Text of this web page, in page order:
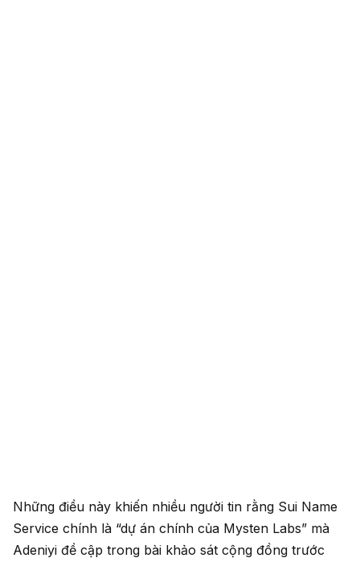
Những điều này khiến nhiều người tin rằng Sui Name
Service chính là “dự án chính của Mysten Labs” mà
Adeniyi đề cập trong bài khảo sát cộng đồng trước